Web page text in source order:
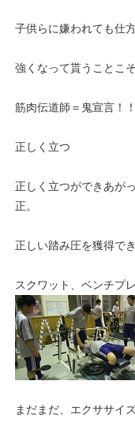
子供らに嫌われても仕
強くなって貰うことこ
筋肉伝道師＝鬼宣言！！
正しく立つ
正しく立つができあが
正。
正しい踏み圧を獲得で
スクワット、ベンチプ
まだまだ、エクササイ